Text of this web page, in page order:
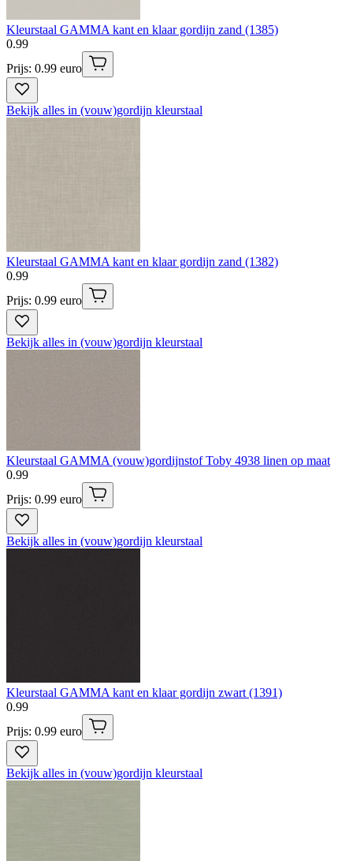
Kleurstaal GAMMA kant en klaar gordijn zand (1385)
0.99
Prijs: 0.99 euro
Bekijk alles in (vouw)gordijn kleurstaal
Kleurstaal GAMMA kant en klaar gordijn zand (1382)
0.99
Prijs: 0.99 euro
Bekijk alles in (vouw)gordijn kleurstaal
Kleurstaal GAMMA (vouw)gordijnstof Toby 4938 linen op maat
0.99
Prijs: 0.99 euro
Bekijk alles in (vouw)gordijn kleurstaal
Kleurstaal GAMMA kant en klaar gordijn zwart (1391)
0.99
Prijs: 0.99 euro
Bekijk alles in (vouw)gordijn kleurstaal